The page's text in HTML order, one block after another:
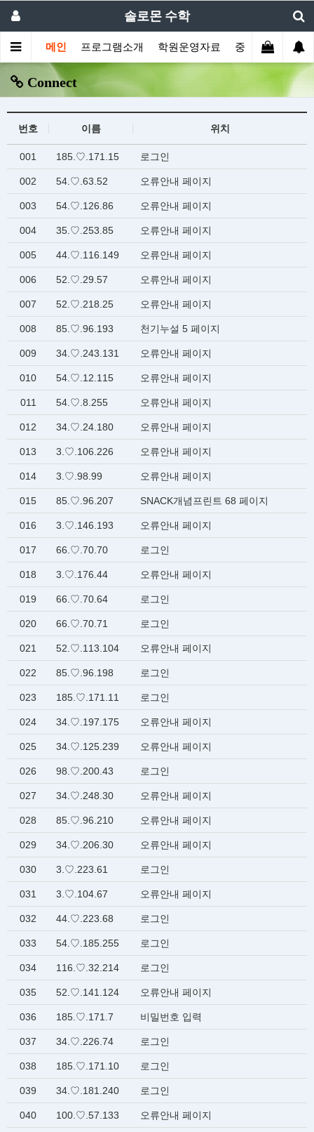
솔로몬 수학
메인 프로그램소개 학원운영자료 중등부프로그램
Connect
번호 이름 위치
001 185.♡.171.15 로그인
002 54.♡.63.52 오류안내 페이지
003 54.♡.126.86 오류안내 페이지
004 35.♡.253.85 오류안내 페이지
005 44.♡.116.149 오류안내 페이지
006 52.♡.29.57 오류안내 페이지
007 52.♡.218.25 오류안내 페이지
008 85.♡.96.193 천기누설 5 페이지
009 34.♡.243.131 오류안내 페이지
010 54.♡.12.115 오류안내 페이지
011 54.♡.8.255 오류안내 페이지
012 34.♡.24.180 오류안내 페이지
013 3.♡.106.226 오류안내 페이지
014 3.♡.98.99 오류안내 페이지
015 85.♡.96.207 SNACK개념프린트 68 페이지
016 3.♡.146.193 오류안내 페이지
017 66.♡.70.70 로그인
018 3.♡.176.44 오류안내 페이지
019 66.♡.70.64 로그인
020 66.♡.70.71 로그인
021 52.♡.113.104 오류안내 페이지
022 85.♡.96.198 로그인
023 185.♡.171.11 로그인
024 34.♡.197.175 오류안내 페이지
025 34.♡.125.239 오류안내 페이지
026 98.♡.200.43 로그인
027 34.♡.248.30 오류안내 페이지
028 85.♡.96.210 오류안내 페이지
029 34.♡.206.30 오류안내 페이지
030 3.♡.223.61 로그인
031 3.♡.104.67 오류안내 페이지
032 44.♡.223.68 로그인
033 54.♡.185.255 로그인
034 116.♡.32.214 로그인
035 52.♡.141.124 오류안내 페이지
036 185.♡.171.7 비밀번호 입력
037 34.♡.226.74 로그인
038 185.♡.171.10 로그인
039 34.♡.181.240 로그인
040 100.♡.57.133 오류안내 페이지